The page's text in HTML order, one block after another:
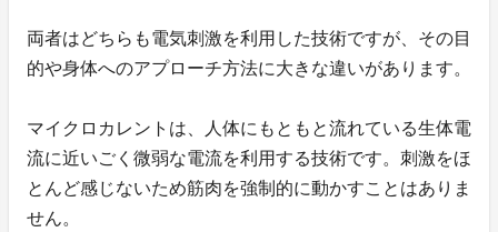
両者はどちらも電気刺激を利用した技術ですが、その目
的や身体へのアプローチ方法に大きな違いがあります。
マイクロカレントは、人体にもともと流れている生体電
流に近いごく微弱な電流を利用する技術です。刺激をほ
とんど感じないため筋肉を強制的に動かすことはありま
せん。